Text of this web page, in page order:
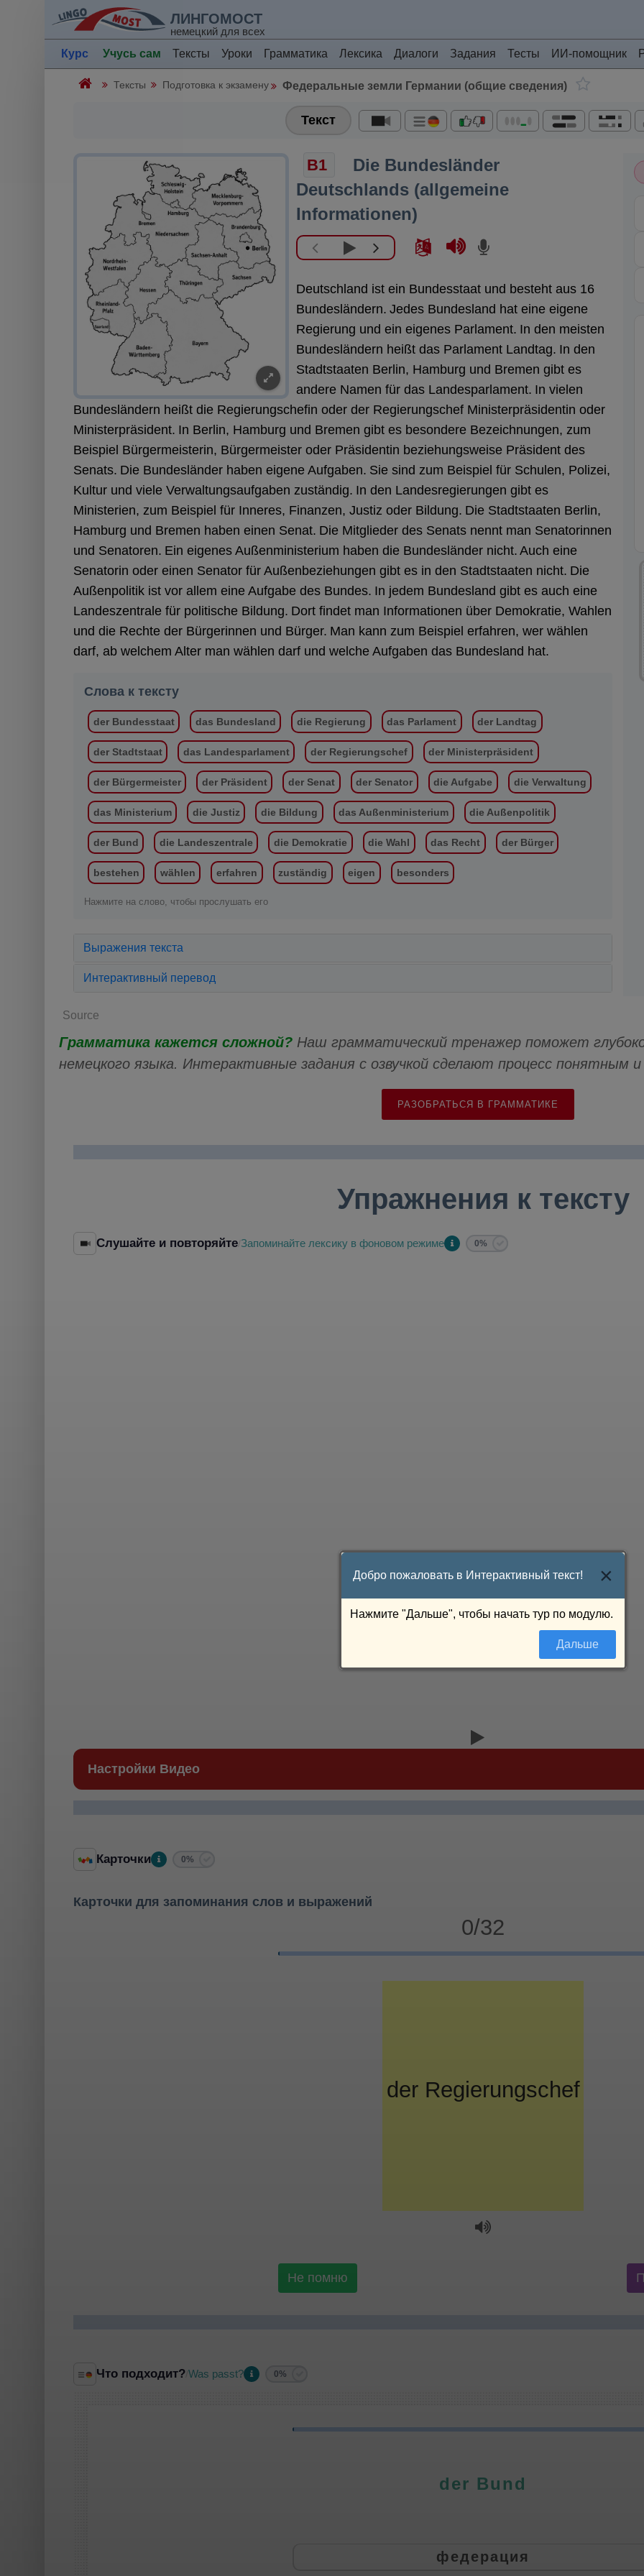
ЛИНГОМОСТ
немецкий для всех
Курс Учусь сам Тексты Уроки Грамматика Лексика Диалоги Задания Тесты ИИ-помощник
Тексты Подготовка к экзамену Федеральные земли Германии (общие сведения)
Текст
B1
Die Bundesländer
Deutschlands (allgemeine
Informationen)
Deutschland ist ein Bundesstaat und besteht aus 16
Bundesländern. Jedes Bundesland hat eine eigene
Regierung und ein eigenes Parlament. In den meisten
Bundesländern heißt das Parlament Landtag. In den
Stadtstaaten Berlin, Hamburg und Bremen gibt es
andere Namen für das Landesparlament. In vielen
Bundesländern heißt die Regierungschefin oder der Regierungschef Ministerpräsidentin oder
Ministerpräsident. In Berlin, Hamburg und Bremen gibt es besondere Bezeichnungen, zum
Beispiel Bürgermeisterin, Bürgermeister oder Präsidentin beziehungsweise Präsident des
Senats. Die Bundesländer haben eigene Aufgaben. Sie sind zum Beispiel für Schulen, Polizei,
Kultur und viele Verwaltungsaufgaben zuständig. In den Landesregierungen gibt es
Ministerien, zum Beispiel für Inneres, Finanzen, Justiz oder Bildung. Die Stadtstaaten Berlin,
Hamburg und Bremen haben einen Senat. Die Mitglieder des Senats nennt man Senatorinnen
und Senatoren. Ein eigenes Außenministerium haben die Bundesländer nicht. Auch eine
Senatorin oder einen Senator für Außenbeziehungen gibt es in den Stadtstaaten nicht. Die
Außenpolitik ist vor allem eine Aufgabe des Bundes. In jedem Bundesland gibt es auch eine
Landeszentrale für politische Bildung. Dort findet man Informationen über Demokratie, Wahlen
und die Rechte der Bürgerinnen und Bürger. Man kann zum Beispiel erfahren, wer wählen
darf, ab welchem Alter man wählen darf und welche Aufgaben das Bundesland hat.
Слова к тексту
der Bundesstaat das Bundesland die Regierung das Parlament der Landtag
der Stadtstaat das Landesparlament der Regierungschef der Ministerpräsident
der Bürgermeister der Präsident der Senat der Senator die Aufgabe die Verwaltung
das Ministerium die Justiz die Bildung das Außenministerium die Außenpolitik
der Bund die Landeszentrale die Demokratie die Wahl das Recht der Bürger
bestehen wählen erfahren zuständig eigen besonders
Нажмите на слово, чтобы прослушать его
Выражения текста
Интерактивный перевод
Source
Грамматика кажется сложной? Наш грамматический тренажер поможет
немецкого языка. Интерактивные задания с озвучкой сделают процесс понятным
РАЗОБРАТЬСЯ В ГРАММАТИКЕ
Упражнения к тексту
Слушайте и повторяйте/Запоминайте лексику в фоновом режиме 0%
Настройки Видео
Карточки 0%
Карточки для запоминания слов и выражений
0/32
der Regierungschef
глава
Не помню
Что подходит? Was passt? 0%
der Bund
федерация
Добро пожаловать в Интерактивный текст! ×
Нажмите "Дальше", чтобы начать тур по модулю.
Дальше